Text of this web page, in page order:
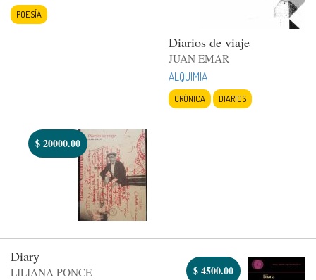
POESÍA
Diarios de viaje
JUAN EMAR
ALQUIMIA
CRÓNICA DIARIOS
$20000.00
Diary
LILIANA PONCE
$4500.00